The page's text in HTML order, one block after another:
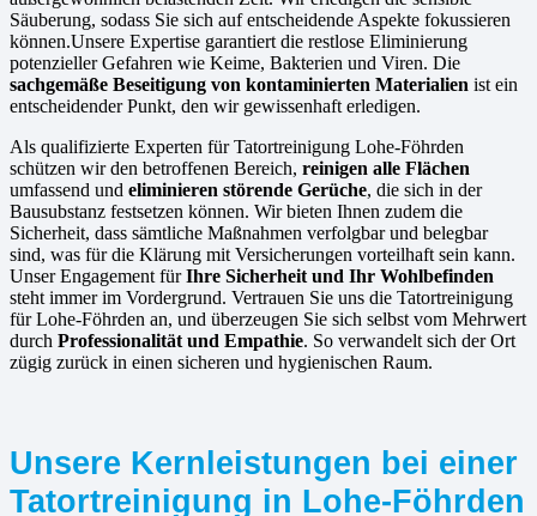
Säuberung, sodass Sie sich auf entscheidende Aspekte fokussieren
können.Unsere Expertise garantiert die restlose Eliminierung
potenzieller Gefahren wie Keime, Bakterien und Viren. Die
sachgemäße Beseitigung von kontaminierten Materialien ist ein
entscheidender Punkt, den wir gewissenhaft erledigen.
Als qualifizierte Experten für Tatortreinigung Lohe-Föhrden
schützen wir den betroffenen Bereich, reinigen alle Flächen
umfassend und eliminieren störende Gerüche, die sich in der
Bausubstanz festsetzen können. Wir bieten Ihnen zudem die
Sicherheit, dass sämtliche Maßnahmen verfolgbar und belegbar
sind, was für die Klärung mit Versicherungen vorteilhaft sein kann.
Unser Engagement fürIhre Sicherheit und Ihr Wohlbefinden
steht immer im Vordergrund. Vertrauen Sie uns die Tatortreinigung
für Lohe-Föhrden an, und überzeugen Sie sich selbst vom Mehrwert
durch Professionalität und Empathie. So verwandelt sich der Ort
zügig zurück in einen sicheren und hygienischen Raum.
Unsere Kernleistungen bei einer
Tatortreinigung in Lohe-Föhrden